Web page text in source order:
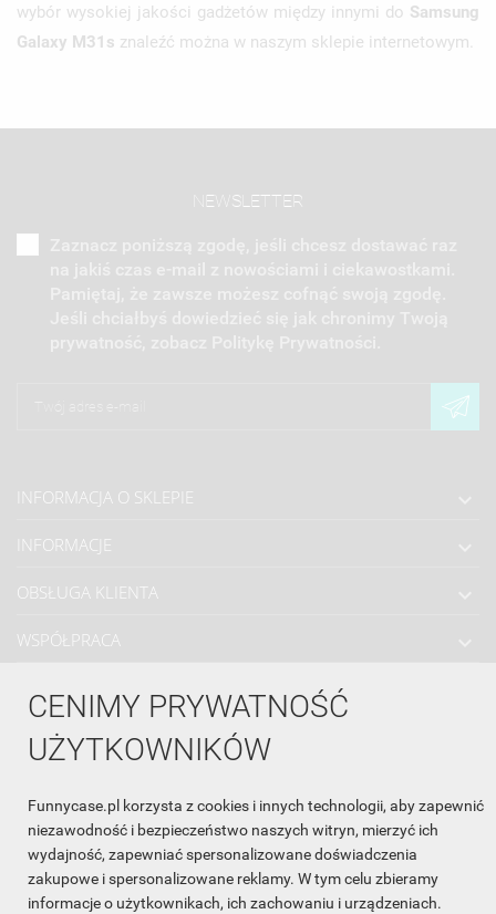
CENIMY PRYWATNOŚĆ
UŻYTKOWNIKÓW
Funnycase.pl korzysta z cookies i innych technologii, aby zapewnić
niezawodność i bezpieczeństwo naszych witryn, mierzyć ich
wydajność, zapewniać spersonalizowane doświadczenia
zakupowe i spersonalizowane reklamy. W tym celu zbieramy
informacje o użytkownikach, ich zachowaniu i urządzeniach.
wybór wysokiej jakości gadżetów między innymi do Samsung
Galaxy M31s znaleźć można w naszym sklepie internetowym.
NEWSLETTER
INFORMACJA O SKLEPIE
INFORMACJE
OBSŁUGA KLIENTA
WSPÓŁPRACA